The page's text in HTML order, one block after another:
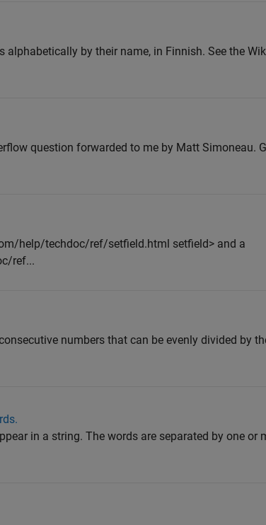
by their name, in Finnish. See the
question forwarded to me by Matt Simoneau.
help/techdoc/ref/setfield.html setfield> and a
ref...
numbers that can be evenly divided by
in a string. The words are separated by one or